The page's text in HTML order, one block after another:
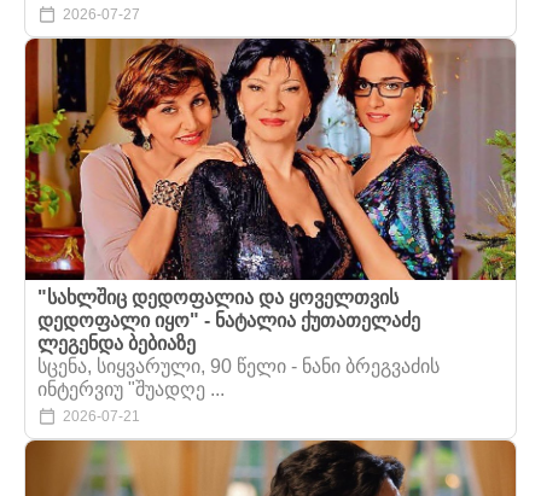
2026-07-27
"სახლშიც დედოფალია და ყოველთვის
დედოფალი იყო" - ნატალია ქუთათელაძე
ლეგენდა ბებიაზე
სცენა, სიყვარული, 90 წელი - ნანი ბრეგვაძის
ინტერვიუ "შუადღე ...
2026-07-21